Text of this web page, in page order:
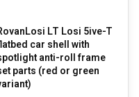
LT Losi 5ive-T
car shell with
anti-roll frame
parts (red or green